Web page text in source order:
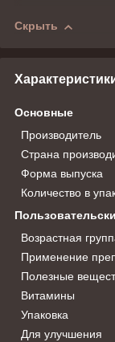
Скрыть
Основные
Производитель
Страна
Форма выпуска
Количество в
Возрастная
Применение
Полезные
Витамины
Упаковка
Для улучшения